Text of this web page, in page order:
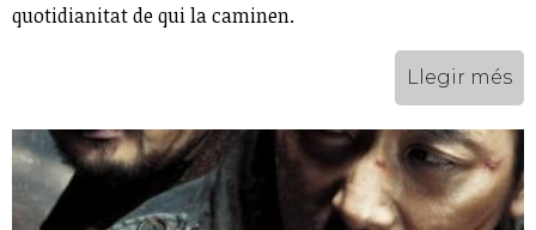
quotidianitat de qui la caminen.
Llegir més